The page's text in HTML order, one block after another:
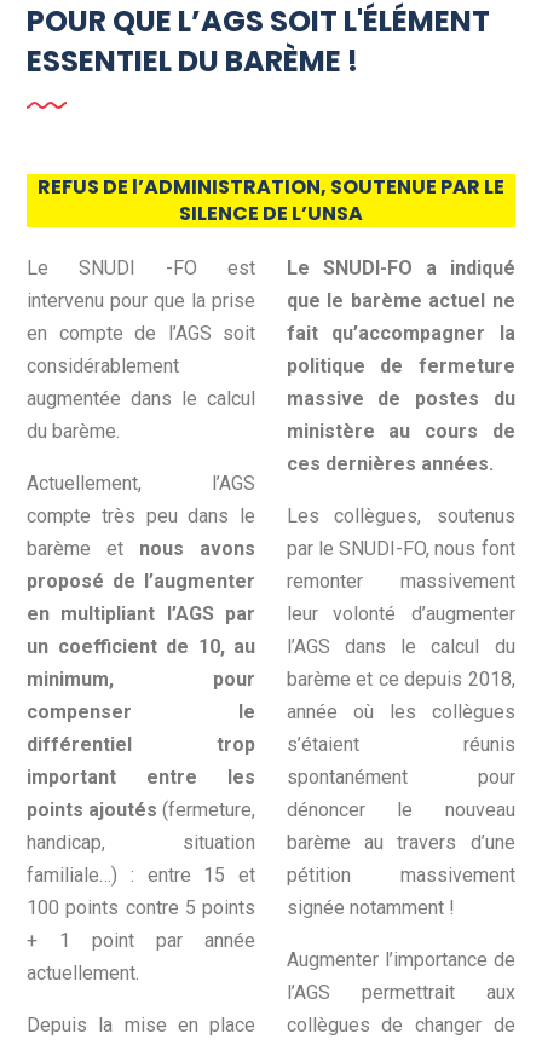
POUR QUE L’AGS SOIT L'ÉLÉMENT
ESSENTIEL DU BARÈME !
REFUS DE l’ADMINISTRATION, SOUTENUE PAR LE
SILENCE DE L’UNSA
Le SNUDI -FO est
intervenu pour que la prise
en compte de l’AGS soit
considérablement
augmentée dans le calcul
du barème.
Actuellement, l’AGS
compte très peu dans le
barème et nous avons
proposé de l’augmenter
en multipliant l’AGS par
un coefficient de 10, au
minimum, pour
compenser le
différentiel trop
important entre les
points ajoutés (fermeture,
handicap, situation
familiale…) : entre 15 et
100 points contre 5 points
+ 1 point par année
actuellement.
Depuis la mise en place
Le SNUDI-FO a indiqué
que le barème actuel ne
fait qu’accompagner la
politique de fermeture
massive de postes du
ministère au cours de
ces dernières années.
Les collègues, soutenus
par le SNUDI-FO, nous font
remonter massivement
leur volonté d’augmenter
l’AGS dans le calcul du
barème et ce depuis 2018,
année où les collègues
s’étaient réunis
spontanément pour
dénoncer le nouveau
barème au travers d’une
pétition massivement
signée notamment !
Augmenter l’importance de
l’AGS permettrait aux
collègues de changer de